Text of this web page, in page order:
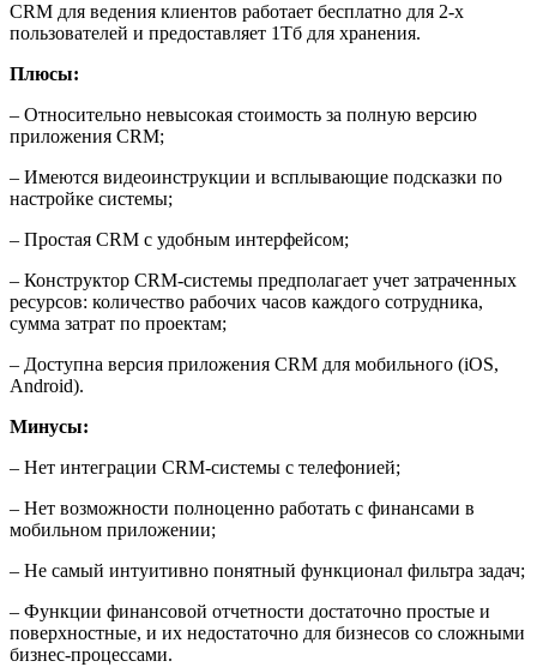
CRM для ведения клиентов работает бесплатно для 2-х
пользователей и предоставляет 1Тб для хранения.
Плюсы:
– Относительно невысокая стоимость за полную версию
приложения CRM;
– Имеются видеоинструкции и всплывающие подсказки по
настройке системы;
– Простая CRM с удобным интерфейсом;
– Конструктор CRM-системы предполагает учет затраченных
ресурсов: количество рабочих часов каждого сотрудника,
сумма затрат по проектам;
– Доступна версия приложения CRM для мобильного (iOS,
Android).
Минусы:
– Нет интеграции CRM-системы с телефонией;
– Нет возможности полноценно работать с финансами в
мобильном приложении;
– Не самый интуитивно понятный функционал фильтра задач;
– Функции финансовой отчетности достаточно простые и
поверхностные, и их недостаточно для бизнесов со сложными
бизнес-процессами.